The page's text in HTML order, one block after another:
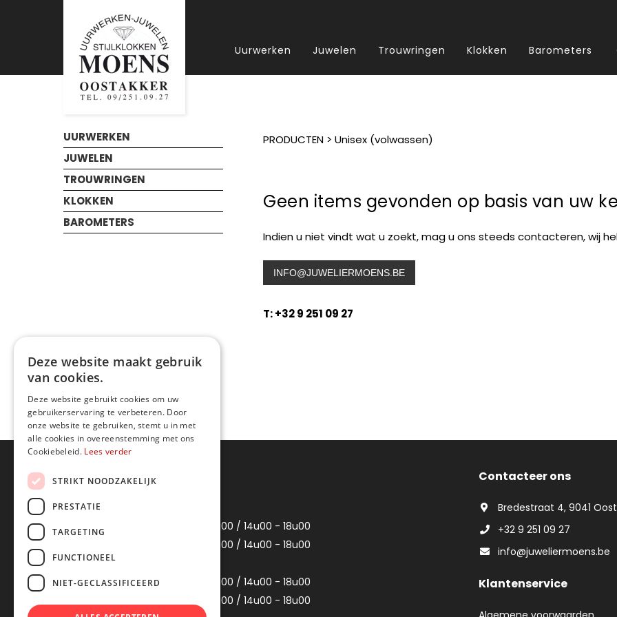
Uurwerken Juwelen Trouwringen Klokken Barometers
UURWERKEN
JUWELEN
TROUWRINGEN
KLOKKEN
BAROMETERS
PRODUCTEN > Unisex (volwassen)
Geen items gevonden op basis van uw
Indien u niet vindt wat u zoekt, mag u ons steeds contacteren, wij
INFO@JUWELIERMOENS.BE
T: +32 9 251 09 27
Openingsuren
Maandag
Dinsdag
10u00 - 12u00 / 14u00 - 18u00
10u00 - 12u00 / 14u00 - 18u00
Donderdag
Vrijdag
10u00 - 12u00 / 14u00 - 18u00
10u00 - 12u00 / 14u00 - 18u00
Contacteer ons
Bredestraat 4, 9041
+32 9 251 09 27
info@juweliermoens.be
Klantenservice
Deze website maakt gebruik
van cookies.
Deze website gebruikt cookies om uw
gebruikerservaring te verbeteren. Door
onze website te gebruiken, stemt u in met
alle cookies in overeenstemming met ons
Cookiebeleid. Lees verder
STRIKT NOODZAKELIJK
PRESTATIE
TARGETING
FUNCTIONEEL
NIET-GECLASSIFICEERD